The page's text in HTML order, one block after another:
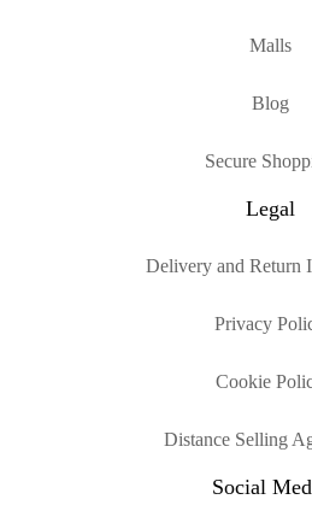
Malls
Blog
Secure
Legal
Delivery and Return
Privacy
Cookie
Distance Selling
Social